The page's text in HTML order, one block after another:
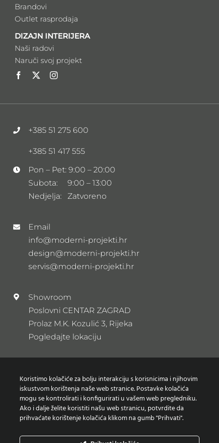
Brandovi
Outlet rasprodaja
DIZAJN INTERIJERA
Naši radovi
Naruči svoj projekt
+385 51 275 600
+385 51 417 555
Pon – Pet: 9:00 – 20:00
Subota: 9:00 – 13:00
Nedjelja: Zatvoreno
Email
info@moderni-projekti.hr
design@moderni-projekti.hr
servis@moderni-projekti.hr
Showroom
Poslovni CENTAR ZAGRAD
Prolaz M.K. Kozulić 3, Rijeka
Pogledajte lokaciju
Prijavi se na naš newsletter
Koristimo kolačiće za bolju interakciju s korisnicima i njihovim
iskustvom korištenja naše web stranice. Postavke kolačića
mogu se kontrolirati i konfigurirati u vašem web pregledniku.
Ako i dalje želite koristiti našu web stranicu, potvrdite da
prihvaćate korištenje kolačića klikom na gumb "Prihvati".